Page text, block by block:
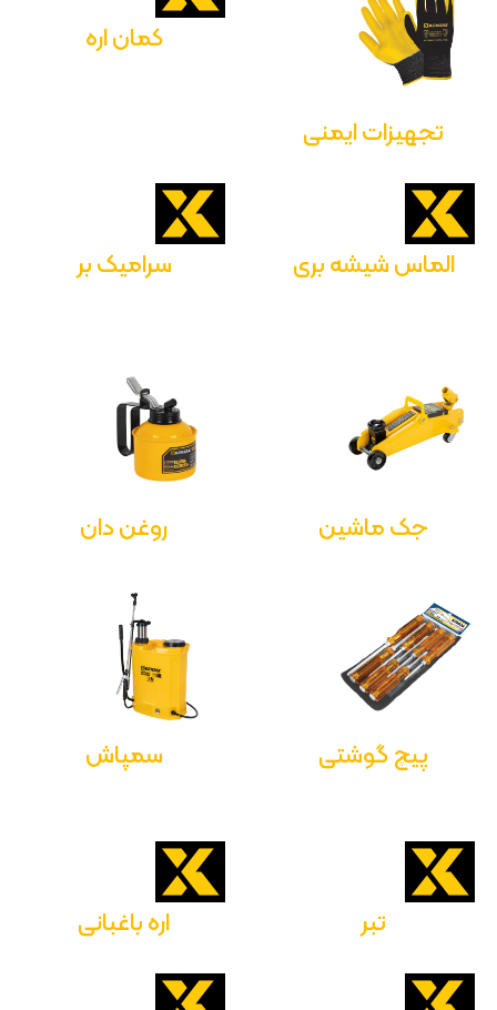
تجهیزات ایمنی
کمان اره
الماس شیشه بری سرامیک بر
جک ماشین روغن دان
پیچ گوشتی سمپاش
تبر اره باغبانی